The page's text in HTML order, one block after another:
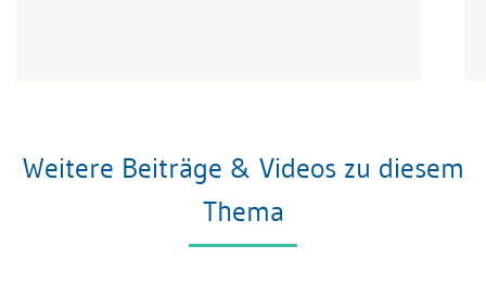
Weitere Beiträge & Videos zu diesem
Thema